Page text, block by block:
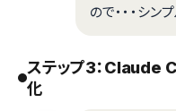
ので・・・シン
ステップ3：
化